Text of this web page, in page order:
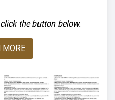
the button below.
MORE